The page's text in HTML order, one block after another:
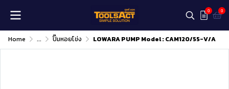
0 0
Home ... ปั๊มหอยโข่ง LOWARA PUMP Model : CAM120/55-V/A